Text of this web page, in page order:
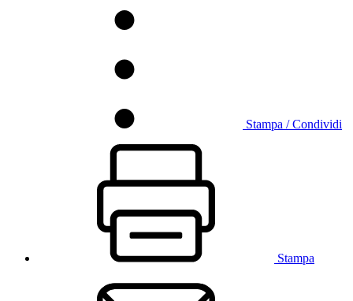
Stampa / Condividi
Stampa